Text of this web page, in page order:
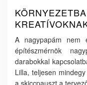
A nagypapám
építészmérnök
darabokkal
Lilla, teljesen
a skiccpauszt a